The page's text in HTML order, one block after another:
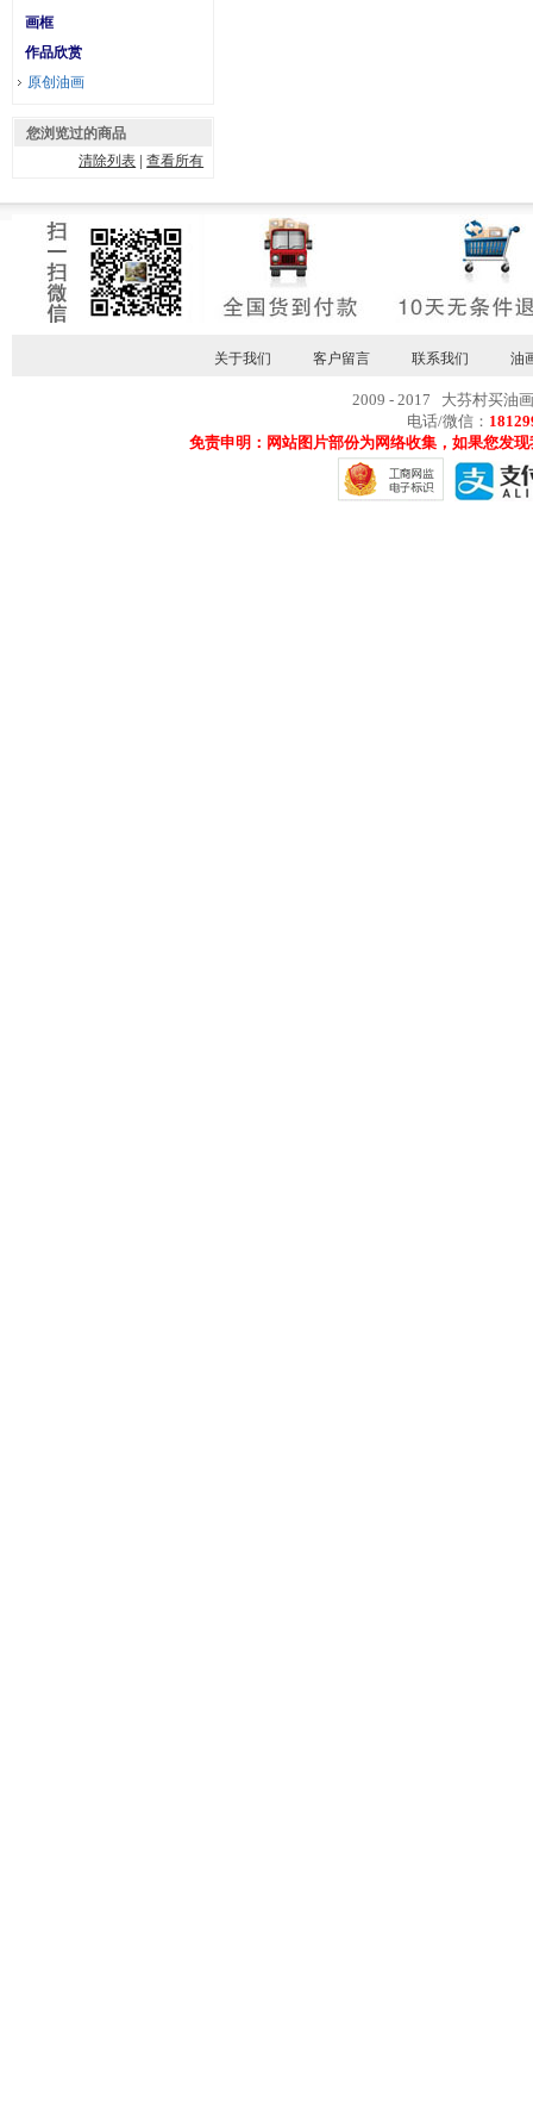
画框
作品欣赏
原创油画
您浏览过的商品
清除列表 |查看所有
关于我们 客户留言 联系我们 油
2009 - 2017 大芬村买油
电话/微信：
免责申明：网站图片部份为网络收集，如果您发